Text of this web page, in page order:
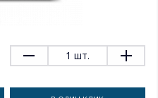
1 шт.